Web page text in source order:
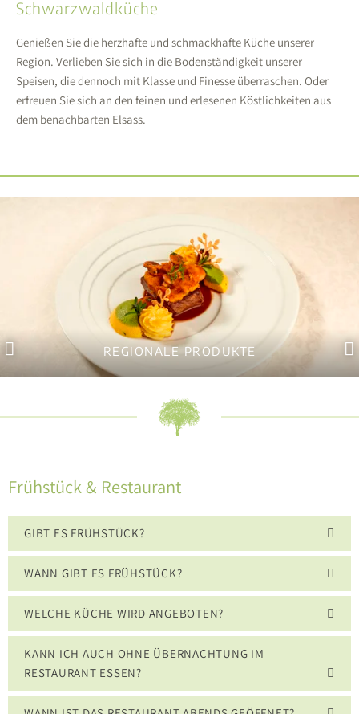
Schwarzwaldküche
Genießen Sie die herzhafte und schmackhafte Küche unserer
Region. Verlieben Sie sich in die Bodenständigkeit unserer
Speisen, die dennoch mit Klasse und Finesse überraschen. Oder
erfreuen Sie sich an den feinen und erlesenen Köstlichkeiten aus
dem benachbarten Elsass.
REGIONALE PRODUKTE
Frühstück & Restaurant
GIBT ES FRÜHSTÜCK?
WANN GIBT ES FRÜHSTÜCK?
WELCHE KÜCHE WIRD ANGEBOTEN?
KANN ICH AUCH OHNE ÜBERNACHTUNG IM
RESTAURANT ESSEN?